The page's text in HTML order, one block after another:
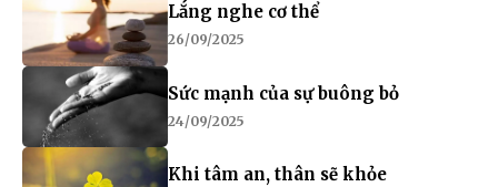
Lắng nghe cơ thể
26/09/2025
Sức mạnh của sự buông bỏ
24/09/2025
Khi tâm an, thân sẽ khỏe